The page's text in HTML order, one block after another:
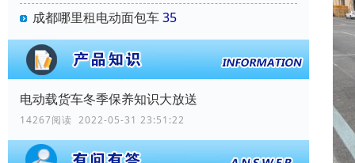
成都哪里租电动面包车35
电动载货车冬季保养知识大放送
14267阅读 2022-05-31 23:51:22